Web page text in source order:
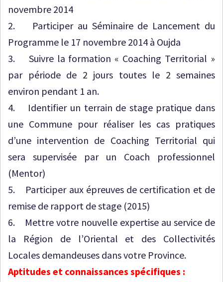
novembre 2014
2. Participer au Séminaire de Lancement du
Programme le 17 novembre 2014 à Oujda
3. Suivre la formation « Coaching Territorial »
par période de 2 jours toutes le 2 semaines
environ pendant 1 an.
4. Identifier un terrain de stage pratique dans
une Commune pour réaliser les cas pratiques
d’une intervention de Coaching Territorial qui
sera supervisée par un Coach professionnel
(Mentor)
5. Participer aux épreuves de certification et de
remise de rapport de stage (2015)
6. Mettre votre nouvelle expertise au service de
la Région de l’Oriental et des Collectivités
Locales demandeuses dans votre Province.
Aptitudes et connaissances spécifiques :